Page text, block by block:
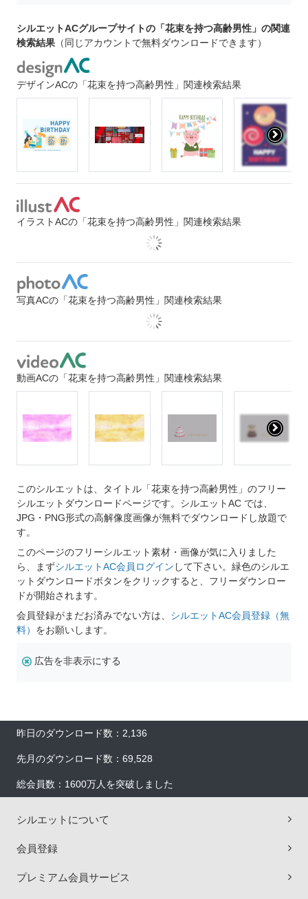
シルエットACグループサイトの「花束を持つ高齢男性」の関連
検索結果 （同じアカウントで無料ダウンロードできます）
デザインACの「花束を持つ高齢男性」関連検索結果
イラストACの「花束を持つ高齢男性」関連検索結果
写真ACの「花束を持つ高齢男性」関連検索結果
動画ACの「花束を持つ高齢男性」関連検索結果
このシルエットは、タイトル「花束を持つ高齢男性」のフリー
シルエットダウンロードページです。シルエットAC では、
JPG・PNG形式の高解像度画像が無料でダウンロードし放題で
す。
このページのフリーシルエット素材・画像が気に入りました
ら、まずシルエットAC会員ログイン して下さい。緑色のシルエ
ットダウンロードボタンをクリックすると、フリーダウンロー
ドが開始されます。
会員登録がまだお済みでない方は、 シルエットAC会員登録（無
料） をお願いします。
広告を非表示にする
昨日のダウンロード数：2,136
先月のダウンロード数：69,528
総会員数：1600万人を突破しました
シルエットについて
会員登録
プレミアム会員サービス